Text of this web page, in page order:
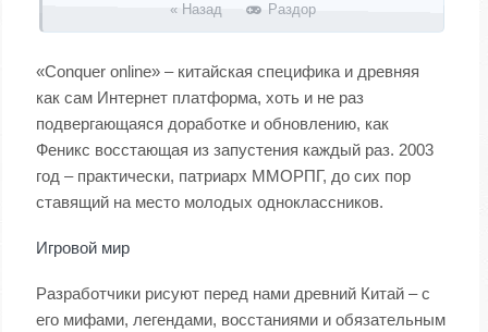
« Назад Раздор
«Conquer online» – китайская специфика и древняя
как сам Интернет платформа, хоть и не раз
подвергающаяся доработке и обновлению, как
Феникс восстающая из запустения каждый раз. 2003
год – практически, патриарх ММОРПГ, до сих пор
ставящий на место молодых одноклассников.
Игровой мир
Разработчики рисуют перед нами древний Китай – с
его мифами, легендами, восстаниями и обязательным